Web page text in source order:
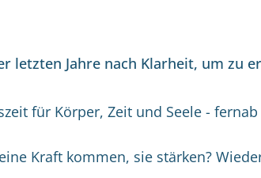
letzten Jahre nach Klarheit, um zu
für Körper, Zeit und Seele -
Kraft kommen, sie stärken?